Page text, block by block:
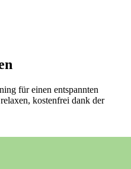
für einen entspannten
kostenfrei dank der